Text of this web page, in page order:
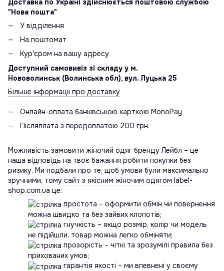
"Нова пошта"
У відділення
На поштомат
Кур'єром на вашу адресу
Доступний самовивіз зі складу у м.
Нововолинськ (Волинська обл), вул. Луцька 25
Більше інформації про доставку
Онлайн-оплата банківською карткою MonoPay
Післяплата з передоплатою 200 грн.
Можливість замовити жіночий одяг бренду Лейбл – це
наша відповідь на твоє бажання робити покупки без
ризику. Ми подбали про те, щоб умови були максимально
зручними, тому сайт з якісним жіночим одягом label-
shop.com.ua це:
простота – оформити обмін чи повернення
можна швидко та без зайвих клопотів;
гнучкість – якщо розмір, колір чи модель
не підійшли, товар можна легко обміняти;
прозорість – чіткі та зрозумілі правила без
прихованих умов;
гарантія якості – ми впевнені у своєму